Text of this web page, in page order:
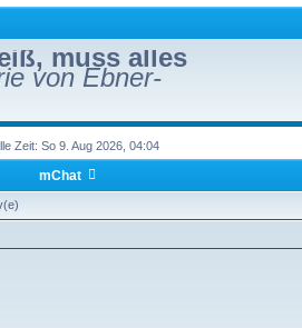
muss alles
von Ebner-
Zeit: So 9. Aug 2026, 04:04
mChat